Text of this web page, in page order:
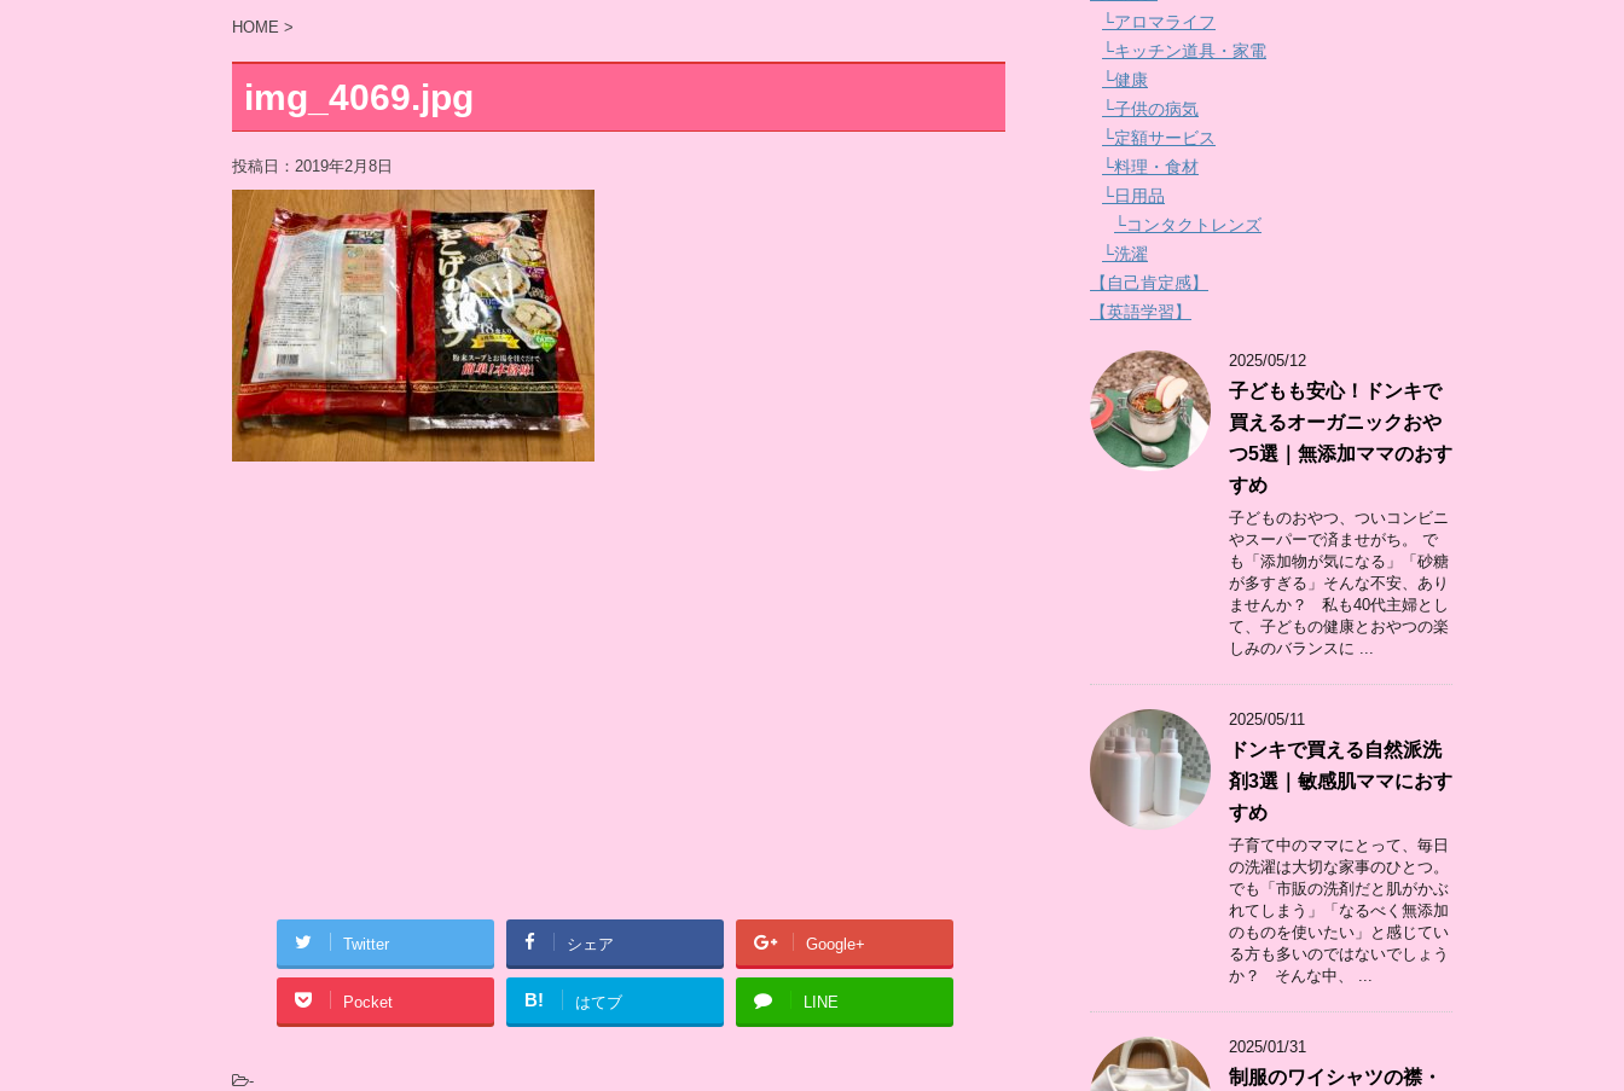
HOME >
img_4069.jpg
投稿日： 2019年2月8日
Twitter シェア Google+
Pocket B! はてブ LINE
-
└アロマライフ
└キッチン道具・家電
└健康
└子供の病気
└定額サービス
└料理・食材
└日用品
└コンタクトレンズ
└洗濯
【自己肯定感】
【英語学習】
2025/05/12
子どもも安心！ドンキで
買えるオーガニックおや
つ5選｜無添加ママのおす
すめ
子どものおやつ、ついコンビニ
やスーパーで済ませがち。 で
も「添加物が気になる」「砂糖
が多すぎる」そんな不安、あり
ませんか？ 私も40代主婦とし
て、子どもの健康とおやつの楽
しみのバランスに ...
2025/05/11
ドンキで買える自然派洗
剤3選｜敏感肌ママにおす
すめ
子育て中のママにとって、毎日
の洗濯は大切な家事のひとつ。
でも「市販の洗剤だと肌がかぶ
れてしまう」「なるべく無添加
のものを使いたい」と感じてい
る方も多いのではないでしょう
か？ そんな中、 ...
2025/01/31
制服のワイシャツの襟・